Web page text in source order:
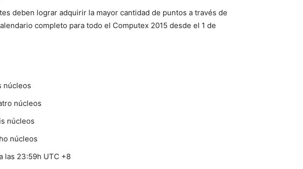
deben lograr adquirir la mayor cantidad de puntos a través de
completo para todo el Computex 2015 desde el 1 de
núcleos
núcleos
núcleos
núcleos
las 23:59h UTC +8